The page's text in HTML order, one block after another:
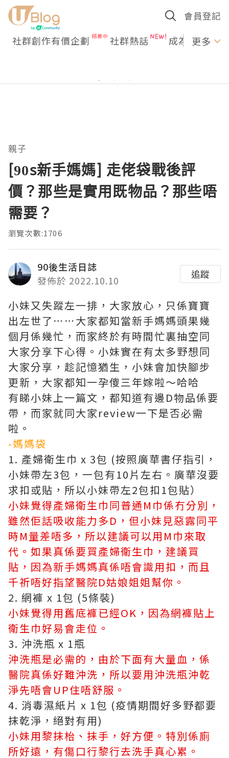
會員登記
社群創作有價企劃 社群熱話 成為U更多
親子
[90s新手媽媽] 走佬袋戰後評
價？那些是實用既物品？那些唔
需要？
瀏覽次數:1706
90後生活日誌
發佈於 2022.10.10
追蹤
小妹又失蹤左一排，大家放心，只係寶寶
出左世了⋯⋯大家都知當新手媽媽頭果幾
個月係幾忙，而家終於有時間忙裏抽空同
大家分享下心得。小妹實在有太多野想同
大家分享，趁記憶猶生，小妹會加快腳步
更新，大家都知一孕傻三年嫁啦～哈哈
有睇小妹上一篇文，都知道有邊D物品係要
帶，而家就同大家review一下是否必需
啦。
-媽媽袋
1. 產婦衛生巾 x 3包 (按照廣華書仔指引，
小妹帶左3包，一包有10片左右。廣華沒要
求扣或貼，所以小妹帶左2包扣1包貼）
小妹覺得產婦衛生巾同普通M巾係冇分別，
雖然佢話吸收能力多D，但小妹見惡露同平
時M量差唔多，所以建議可以用M巾來取
代。如果真係要買產婦衛生巾，建議買
貼，因為新手媽媽真係唔會識用扣，而且
千祈唔好指望醫院D姑娘姐姐幫你。
2. 網褲 x 1包 (5條裝)
小妹覺得用舊底褲已經OK，因為網褲貼上
衛生巾好易會走位。
3. 沖洗瓶 x 1瓶
沖洗瓶是必需的，由於下面有大量血，係
醫院真係好難沖洗，所以要用沖洗瓶沖乾
淨先唔會UP住唔舒服。
4. 消毒濕紙片 x 1包 (疫情期間好多野都要
抹乾淨，絕對有用)
小妹用黎抹枱、抹手，好方便。特別係廁
所好遠，有傷口行黎行去洗手真心累。